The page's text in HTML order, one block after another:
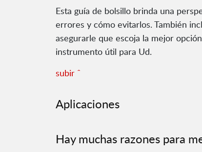
Esta guía de bolsillo brinda una
errores y cómo evitarlos. También
asegurarle que escoja la mejor
instrumento útil para Ud.
subir ˆ
Aplicaciones
Hay muchas razones para